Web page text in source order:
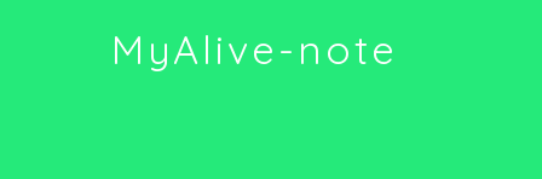
MyAlive-note